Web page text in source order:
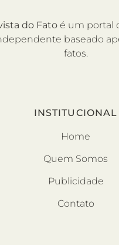
do Fato é um portal
baseado
fatos.
INSTITUCIONAL
Home
Quem Somos
Publicidade
Contato